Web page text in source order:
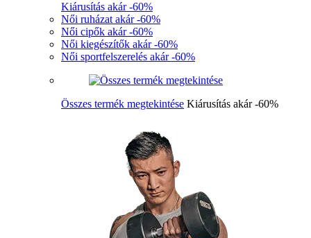
Kiárusítás akár -60%
Női ruházat akár -60%
Női cipők akár -60%
Női kiegészítők akár -60%
Női sportfelszerelés akár -60%
Összes termék megtekintése Kiárusítás akár -60%